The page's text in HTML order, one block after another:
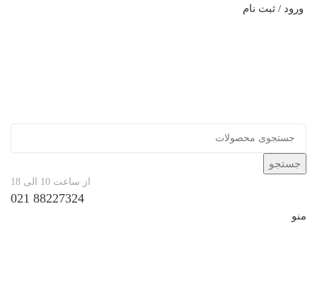
ورود / ثبت نام
جستجو
از ساعت 10 الی 18
88227324 021
منو